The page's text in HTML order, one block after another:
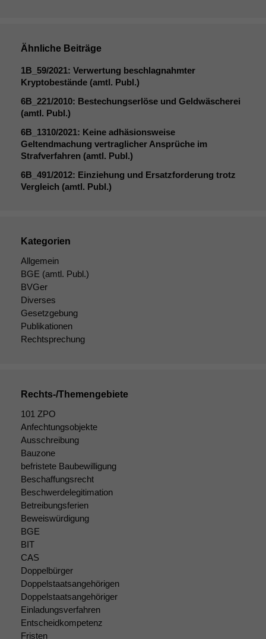
Ähnliche Beiträge
1B_59/2021: Verwertung beschlagnahmter
Kryptobestände (amtl. Publ.)
6B_221/2010: Bestechungserlöse und Geldwäscherei
(amtl. Publ.)
6B_1310/2021: Keine adhäsionsweise
Geltendmachung vertraglicher Ansprüche im
Strafverfahren (amtl. Publ.)
6B_491/2012: Einziehung und Ersatzforderung trotz
Vergleich (amtl. Publ.)
Kategorien
Allgemein
BGE (amtl. Publ.)
BVGer
Diverses
Gesetzgebung
Publikationen
Rechtsprechung
Rechts-/Themengebiete
101 ZPO
Anfechtungsobjekte
Ausschreibung
Bauzone
befristete Baubewilligung
Beschaffungsrecht
Beschwerdelegitimation
Betreibungsferien
Beweiswürdigung
BGE
BIT
CAS
Doppelbürger
Doppelstaatsangehörigen
Doppelstaatsangehöriger
Einladungsverfahren
Entscheidkompetenz
Fristen
wir
Daten auf.
Funktionalität
Funktionen auf
dieser Website